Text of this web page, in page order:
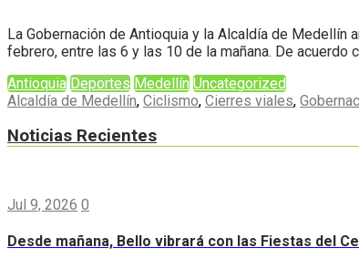
La Gobernación de Antioquia y la Alcaldía de
febrero, entre las 6 y las 10 de la mañana. De
Antioquia Deportes Medellín Uncategorized
Alcaldía de Medellín, Ciclismo, Cierres viales,
Noticias Recientes
Jul 9, 2026 0
Desde mañana, Bello vibrará con las Fiestas del